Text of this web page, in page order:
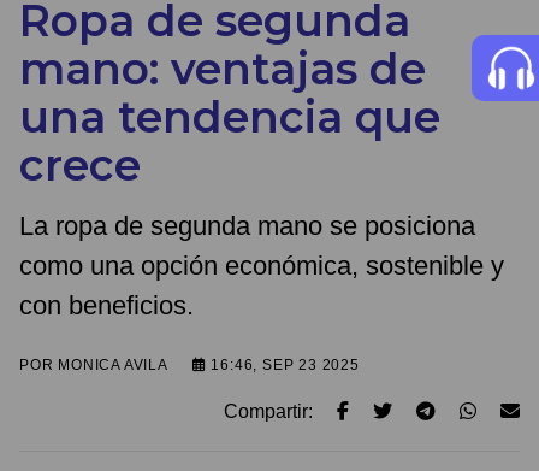
Ropa de segunda
mano: ventajas de
una tendencia que
crece
La ropa de segunda mano se posiciona
como una opción económica, sostenible y
con beneficios.
POR MONICA AVILA 16:46, SEP 23 2025
Compartir: